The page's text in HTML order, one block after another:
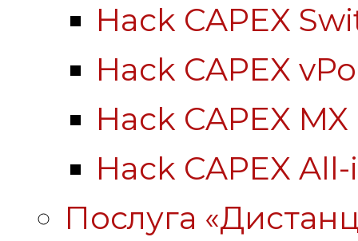
Hack CAPEX
Hack CAPEX
Hack CAPEX MX
Hack CAPEX
Послуга